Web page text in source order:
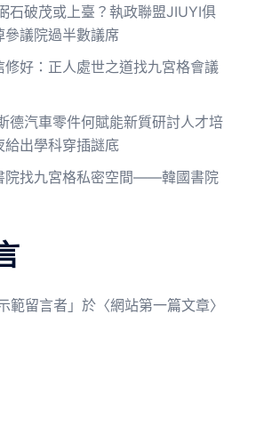
石破茂或上臺？執政聯盟JIUYI俱
參議院過半數議席
修好：正人處世之道找九宮格會議
德汽車零件何賦能新質研討人才培
給出學科穿插謎底
院找九宮格私密空間——韓國書院
範留言者 」於〈網站第一篇文章〉